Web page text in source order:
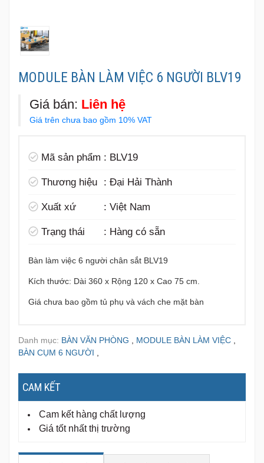
MODULE BÀN LÀM VIỆC 6 NGƯỜI BLV19
Giá bán: Liên hệ
Giá trên chưa bao gồm 10% VAT
Mã sản phẩm : BLV19
Thương hiệu : Đại Hải Thành
Xuất xứ : Việt Nam
Trạng thái : Hàng có sẵn
Bàn làm việc 6 người chân sắt BLV19
Kích thước: Dài 360 x Rộng 120 x Cao 75 cm.
Giá chưa bao gồm tủ phụ và vách che mặt bàn
Danh mục: BÀN VĂN PHÒNG MODULE BÀN LÀM VIỆC
BÀN CỤM 6 NGƯỜI
CAM KẾT
Cam kết hàng chất lượng
Giá tốt nhất thị trường